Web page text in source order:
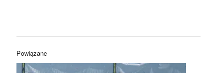
Powiązane